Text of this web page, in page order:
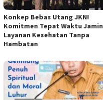
Konkep Bebas Utang JKN!
Komitmen Tepat Waktu Jamin
Layanan Kesehatan Tanpa
Hambatan